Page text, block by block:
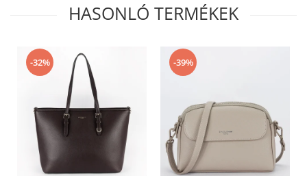
HASONLÓ TERMÉKEK
-32% -39%